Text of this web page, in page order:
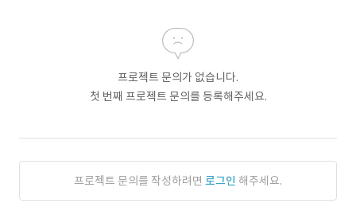
프로젝트 문의가 없습니다.
첫 번째 프로젝트 문의를 등록해주세요.
프로젝트 문의를 작성하려면 로그인 해주세요.